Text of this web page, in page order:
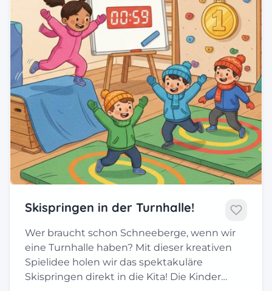
Skispringen in der Turnhalle!
Wer braucht schon Schneeberge, wenn wir
eine Turnhalle haben? Mit dieser kreativen
Spielidee holen wir das spektakuläre
Skispringen direkt in die Kita! Die Kinder…